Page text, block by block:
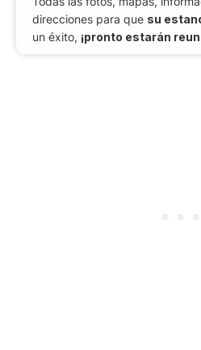
direcciones para que su
un éxito, ¡pronto estarán reun